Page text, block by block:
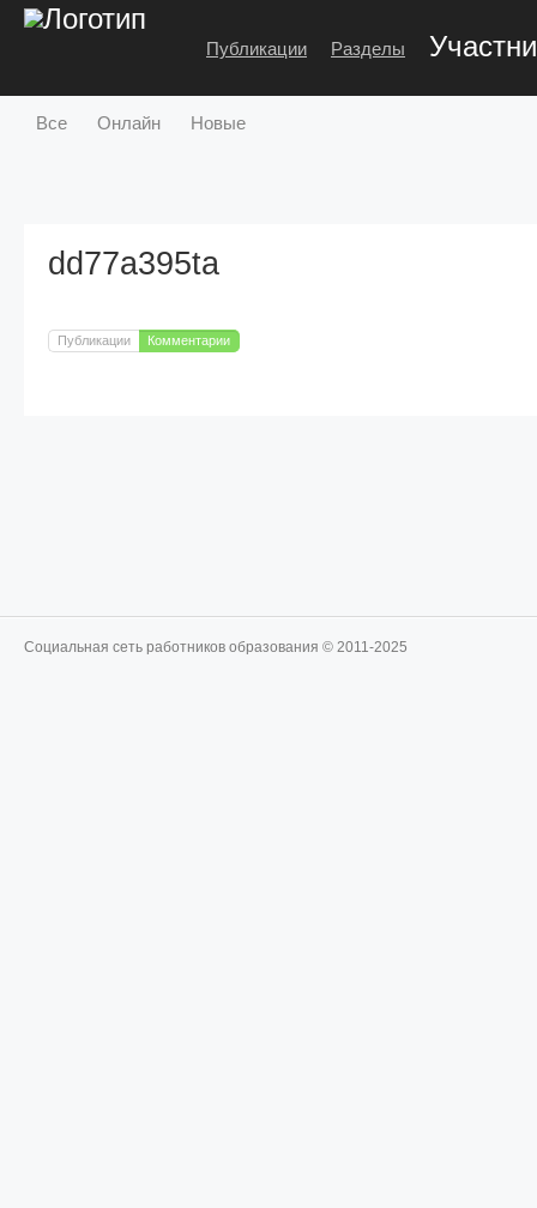
Публикации Разделы
Все Онлайн Новые
dd77a395ta
Публикации Комментарии
Социальная сеть работников образования © 2011-2025